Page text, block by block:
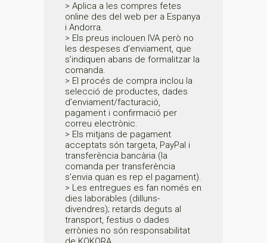
> Aplica a les compres fetes
online des del web per a Espanya
i Andorra.
> Els preus inclouen IVA però no
les despeses d’enviament, que
s’indiquen abans de formalitzar la
comanda.
> El procés de compra inclou la
selecció de productes, dades
d’enviament/facturació,
pagament i confirmació per
correu electrònic.
> Els mitjans de pagament
acceptats són targeta, PayPal i
transferència bancària (la
comanda per transferència
s’envia quan es rep el pagament).
> Les entregues es fan només en
dies laborables (dilluns-
divendres); retards deguts al
transport, festius o dades
errònies no són responsabilitat